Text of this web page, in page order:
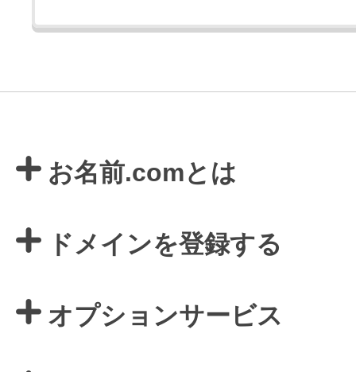
お名前.comとは
ドメインを登録する
オプションサービス